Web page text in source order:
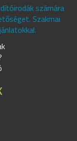
számára
Szakmai